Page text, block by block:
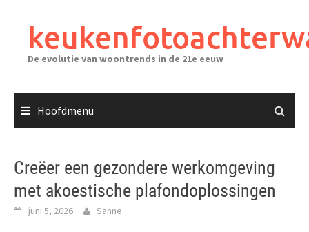
inhoudDe evolutie van woontrends in de 21e eeuw
Hoofdmenu
Creëer een gezondere werkomgeving
met akoestische plafondoplossingen
juni 5, 2026 Sanne